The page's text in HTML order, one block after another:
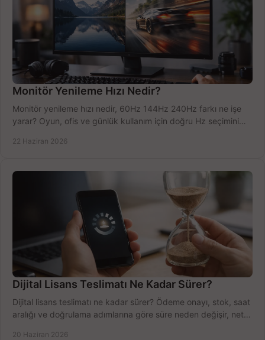
Monitör Yenileme Hızı Nedir?
Monitör yenileme hızı nedir, 60Hz 144Hz 240Hz farkı ne işe
yarar? Oyun, ofis ve günlük kullanım için doğru Hz seçimini
22 Haziran 2026
Dijital Lisans Teslimatı Ne Kadar Sürer?
Dijital lisans teslimatı ne kadar sürer? Ödeme onayı, stok, saat
aralığı ve doğrulama adımlarına göre süre neden değişir, net
20 Haziran 2026